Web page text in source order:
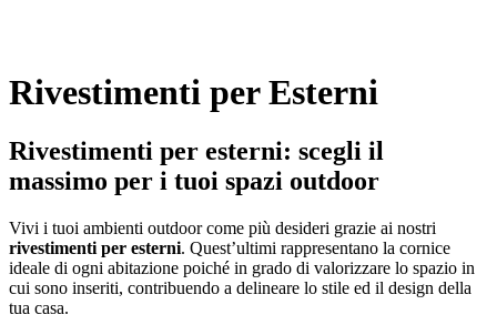
Rivestimenti per Esterni
Rivestimenti per esterni: scegli il
massimo per i tuoi spazi outdoor
Vivi i tuoi ambienti outdoor come più desideri grazie ai nostri
rivestimenti per esterni. Quest’ultimi rappresentano la cornice
ideale di ogni abitazione poiché in grado di valorizzare lo spazio in
cui sono inseriti, contribuendo a delineare lo stile ed il design della
tua casa.